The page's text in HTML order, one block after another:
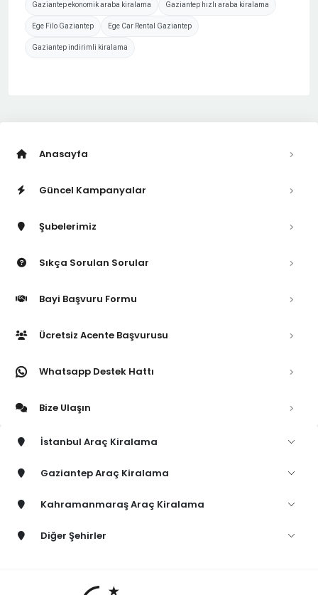
Gaziantep ekonomik araba kiralama Gaziantep hızlı araba kiralama
Ege Filo Gaziantep Ege Car Rental Gaziantep
Gaziantep indirimli kiralama
Anasayfa
Güncel Kampanyalar
Şubelerimiz
Sıkça Sorulan Sorular
Bayi Başvuru Formu
Ücretsiz Acente Başvurusu
Whatsapp Destek Hattı
Bize Ulaşın
İstanbul Araç Kiralama
Gaziantep Araç Kiralama
Kahramanmaraş Araç Kiralama
Diğer Şehirler